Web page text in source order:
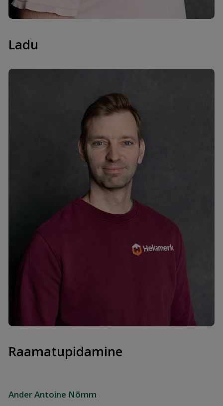
Ladu
Peeter Jalasto
mob. +372 58270644
peeter@hekamerk.ee
Raamatupidamine
Ander Antoine Nõmm